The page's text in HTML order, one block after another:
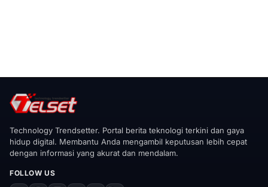
Technology Trendsetter. Portal berita teknologi terkini dan gaya
hidup digital. Membantu Anda mengambil keputusan lebih cepat
dengan informasi yang akurat dan mendalam.
FOLLOW US